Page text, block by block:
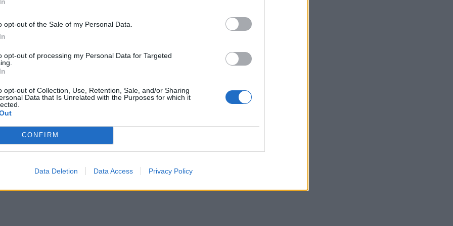
opt-out of the Sale of my Personal Data.
opt-out of processing my Personal Data for Targeted
opt-out of Collection, Use, Retention, Sale, and/or Sharing
Data that Is Unrelated with the Purposes for which it
CONFIRM
Data Deletion Data Access Privacy Policy
širdyje - kultūros magistro ir garbės piliečio
švenčia 774-ąjį gimtadienį: miestiečių
renginiai (1)